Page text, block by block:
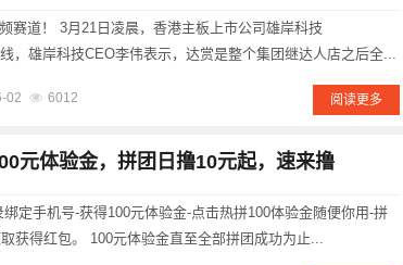
赛道！ 3月21日凌晨，香港主板上市公司雄岸科技
线，雄岸科技CEO李伟表示，达赏是整个集团继达人店之后全...
02 6012 阅读更多
元体验金，拼团日撸10元起，速来撸
定手机号-获得100元体验金-点击热拼100体验金随便你用-拼
获得红包。 100元体验金直至全部拼团成功为止...